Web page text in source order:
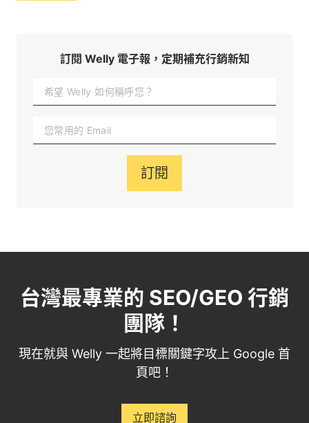
訂閱 Welly 電子報，定期補充行銷新知
訂閱
台灣最專業的 SEO/GEO 行銷
團隊！
現在就與 Welly 一起將目標關鍵字攻上 Google 首
頁吧！
立即諮詢